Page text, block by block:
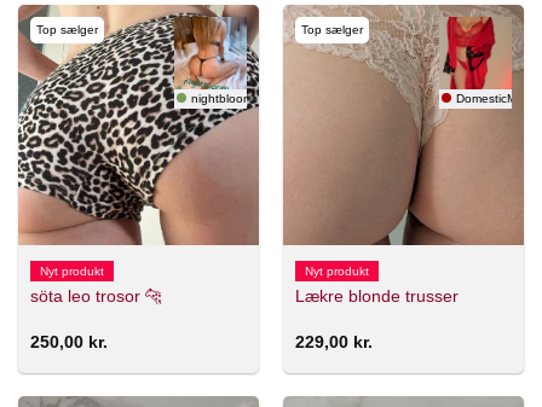
Top sælger
nightbloom 🇸🇪
Nyt produkt
söta leo trosor 🐆
250,00 kr.
Top sælger
DomesticMama
Nyt produkt
Lækre blonde trusser
229,00 kr.